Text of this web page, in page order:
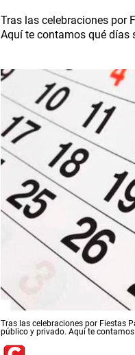
Tras las celebraciones por
Aquí te contamos qué días
Tras las celebraciones por Fiestas
público y privado. Aquí te